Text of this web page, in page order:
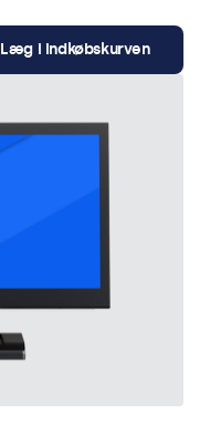
Læg i indkøbskurven